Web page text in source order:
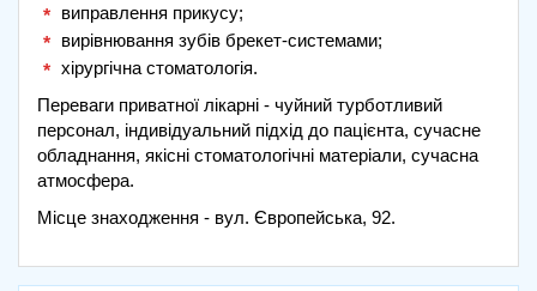
виправлення прикусу;
вирівнювання зубів брекет-системами;
хірургічна стоматологія.
Переваги приватної лікарні - чуйний турботливий
персонал, індивідуальний підхід до пацієнта, сучасне
обладнання, якісні стоматологічні матеріали, сучасна
атмосфера.
Місце знаходження - вул. Європейська, 92.